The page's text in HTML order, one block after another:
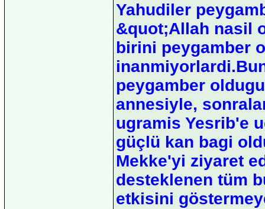
Yahudiler
&quot;Allah nasil
birini peygamber
peygamber
annesiyle,
ugramis Yesrib'e
güçlü kan bagi
Mekke'yi ziyaret
desteklenen tüm
etkisini